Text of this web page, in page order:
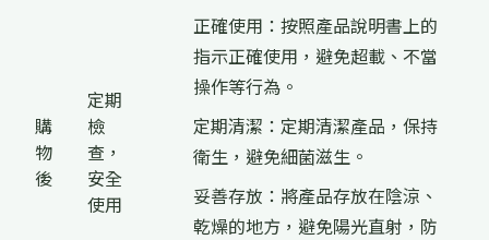
購
物
後
定期
檢
查，
安全
使用
正確使用：按照產品說明書上的
指示正確使用，避免超載、不當
操作等行為。
定期清潔：定期清潔產品，保持
衛生，避免細菌滋生。
妥善存放：將產品存放在陰涼、
乾燥的地方，避免陽光直射，防